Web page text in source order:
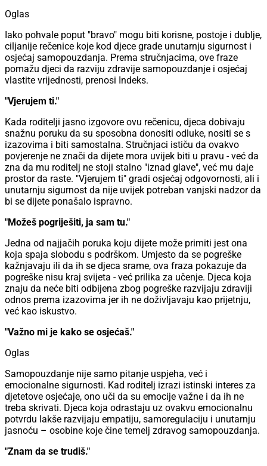
Oglas
Iako pohvale poput "bravo" mogu biti korisne, postoje i dublje,
ciljanije rečenice koje kod djece grade unutarnju sigurnost i
osjećaj samopouzdanja. Prema stručnjacima, ove fraze
pomažu djeci da razviju zdravije samopouzdanje i osjećaj
vlastite vrijednosti, prenosi Indeks.
"Vjerujem ti."
Kada roditelji jasno izgovore ovu rečenicu, djeca dobivaju
snažnu poruku da su sposobna donositi odluke, nositi se s
izazovima i biti samostalna. Stručnjaci ističu da ovakvo
povjerenje ne znači da dijete mora uvijek biti u pravu - već da
zna da mu roditelj ne stoji stalno "iznad glave", već mu daje
prostor da raste. "Vjerujem ti" gradi osjećaj odgovornosti, ali i
unutarnju sigurnost da nije uvijek potreban vanjski nadzor da
bi se dijete ponašalo ispravno.
"Možeš pogriješiti, ja sam tu."
Jedna od najjačih poruka koju dijete može primiti jest ona
koja spaja slobodu s podrškom. Umjesto da se pogreške
kažnjavaju ili da ih se djeca srame, ova fraza pokazuje da
pogreške nisu kraj svijeta - već prilika za učenje. Djeca koja
znaju da neće biti odbijena zbog pogreške razvijaju zdraviji
odnos prema izazovima jer ih ne doživljavaju kao prijetnju,
već kao iskustvo.
"Važno mi je kako se osjećaš."
Oglas
Samopouzdanje nije samo pitanje uspjeha, već i
emocionalne sigurnosti. Kad roditelj izrazi istinski interes za
djetetove osjećaje, ono uči da su emocije važne i da ih ne
treba skrivati. Djeca koja odrastaju uz ovakvu emocionalnu
potvrdu lakše razvijaju empatiju, samoregulaciju i unutarnju
jasnoću – osobine koje čine temelj zdravog samopouzdanja.
"Znam da se trudiš."